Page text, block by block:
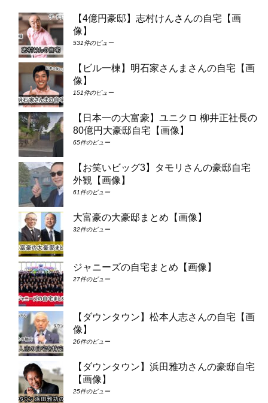
【4億円豪邸】志村けんさんの自宅【画
像】
531件のビュー
【ビル一棟】明石家さんまさんの自宅【画
像】
151件のビュー
【日本一の大富豪】ユニクロ 柳井正社長の
80億円大豪邸自宅【画像】
65件のビュー
【お笑いビッグ3】タモリさんの豪邸自宅
外観【画像】
61件のビュー
大富豪の大豪邸まとめ【画像】
32件のビュー
ジャニーズの自宅まとめ【画像】
27件のビュー
【ダウンタウン】松本人志さんの自宅【画
像】
26件のビュー
【ダウンタウン】浜田雅功さんの豪邸自宅
【画像】
25件のビュー